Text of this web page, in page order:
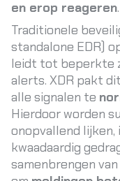
en erop reageren.
Traditionele
standalone EDR)
leidt tot beperkte
alerts. XDR pakt
alle signalen te
Hierdoor worden
onopvallend lijken,
kwaadaardig
samenbrengen